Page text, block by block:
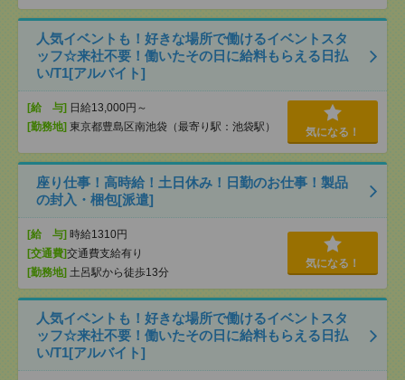
人気イベントも！好きな場所で働けるイベントスタ
ッフ☆来社不要！働いたその日に給料もらえる日払
い/T1[アルバイト]
[給 与] 日給13,000円～
[勤務地] 東京都豊島区南池袋（最寄り駅：池袋駅） 気になる！
座り仕事！高時給！土日休み！日勤のお仕事！製品
の封入・梱包[派遣]
[給 与] 時給1310円
[交通費]交通費支給有り
[勤務地] 土呂駅から徒歩13分
気になる！
人気イベントも！好きな場所で働けるイベントスタ
ッフ☆来社不要！働いたその日に給料もらえる日払
い/T1[アルバイト]